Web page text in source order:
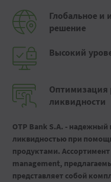
Глобальное и
решение
Высокий
Оптимизация
ликвидности
OTP Bank S.A. - надежный
ликвидностью при
продуктами.
management,
представляет собой